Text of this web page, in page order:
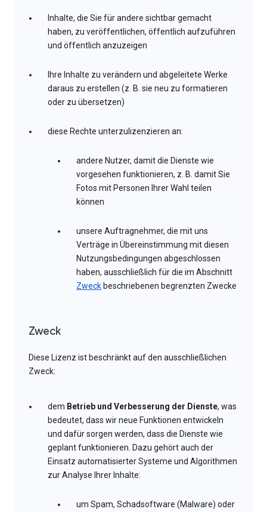
Inhalte, die Sie für andere sichtbar gemacht
haben, zu veröffentlichen, öffentlich aufzuführen
und öffentlich anzuzeigen
Ihre Inhalte zu verändern und abgeleitete Werke
daraus zu erstellen (z. B. sie neu zu formatieren
oder zu übersetzen)
diese Rechte unterzulizenzieren an:
andere Nutzer, damit die Dienste wie
vorgesehen funktionieren, z. B. damit Sie
Fotos mit Personen Ihrer Wahl teilen
können
unsere Auftragnehmer, die mit uns
Verträge in Übereinstimmung mit diesen
Nutzungsbedingungen abgeschlossen
haben, ausschließlich für die im Abschnitt
Zweck beschriebenen begrenzten Zwecke
Zweck
Diese Lizenz ist beschränkt auf den ausschließlichen
Zweck:
dem Betrieb und Verbesserung der Dienste, was
bedeutet, dass wir neue Funktionen entwickeln
und dafür sorgen werden, dass die Dienste wie
geplant funktionieren. Dazu gehört auch der
Einsatz automatisierter Systeme und Algorithmen
zur Analyse Ihrer Inhalte:
um Spam, Schadsoftware (Malware) oder